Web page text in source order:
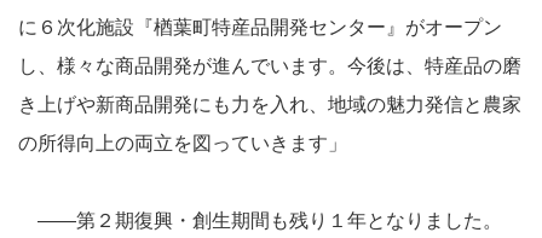
に６次化施設『楢葉町特産品開発センター』がオープン
し、様々な商品開発が進んでいます。今後は、特産品の磨
き上げや新商品開発にも力を入れ、地域の魅力発信と農家
の所得向上の両立を図っていきます」
――第２期復興・創生期間も残り１年となりました。